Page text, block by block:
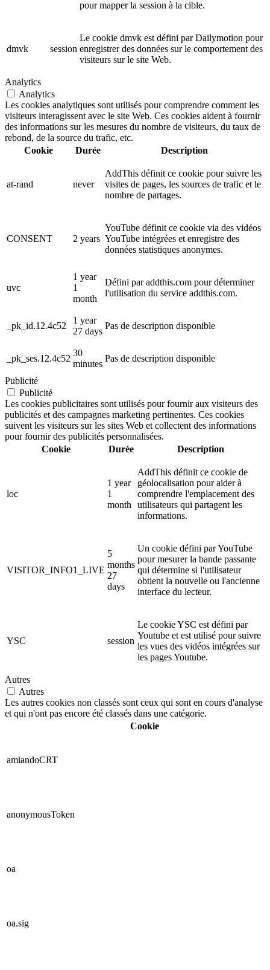
pour mapper la session à la cible.
dmvk session
Le cookie dmvk est défini par Dailymotion pour
enregistrer des données sur le comportement des
visiteurs sur le site Web.
Analytics
Analytics
Les cookies analytiques sont utilisés pour comprendre comment les
visiteurs interagissent avec le site Web. Ces cookies aident à fournir
des informations sur les mesures du nombre de visiteurs, du taux de
rebond, de la source du trafic, etc.
Cookie
Durée Description
at-rand never
AddThis définit ce cookie pour suivre les
visites de pages, les sources de trafic et le
nombre de partages.
CONSENT 2 years
YouTube définit ce cookie via des vidéos
YouTube intégrées et enregistre des
données statistiques anonymes.
uvc
1 year
1
month
Défini par addthis.com pour déterminer
l'utilisation du service addthis.com.
_pk_id.12.4c52
1 year
27 days
Pas de description disponible
_pk_ses.12.4c52
30
minutes
Pas de description disponible
Publicité
Publicité
Les cookies publicitaires sont utilisés pour fournir aux visiteurs des
publicités et des campagnes marketing pertinentes. Ces cookies
suivent les visiteurs sur les sites Web et collectent des informations
pour fournir des publicités personnalisées.
Cookie
Durée Description
loc
1 year
1
month
AddThis définit ce cookie de
géolocalisation pour aider à
comprendre l'emplacement des
utilisateurs qui partagent les
informations.
VISITOR_INFO1_LIVE
5
months
27
days
Un cookie défini par YouTube
pour mesurer la bande passante
qui détermine si l'utilisateur
obtient la nouvelle ou l'ancienne
interface du lecteur.
YSC session
Le cookie YSC est défini par
Youtube et est utilisé pour suivre
les vues des vidéos intégrées sur
les pages Youtube.
Autres
Autres
Les autres cookies non classés sont ceux qui sont en cours d'analyse
et qui n'ont pas encore été classés dans une catégorie.
Cookie
amiandoCRT
anonymousToken
oa
oa.sig